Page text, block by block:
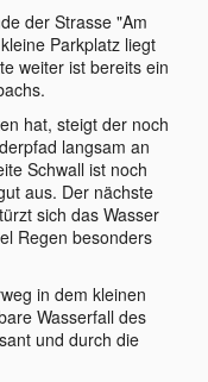
der Strasse "Am
Parkplatz liegt
weiter ist bereits ein
hat, steigt der noch
langsam an
Schwall ist noch
aus. Der nächste
sich das Wasser
Regen besonders
in dem kleinen
Wasserfall des
und durch die